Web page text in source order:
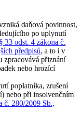
daňová povinnost,
po uplynutí
33 odst. 4 zákona č.
předpisů, a to i v
zpracovává přiznání
nebo hrozící
poplatníka, zrušení
nebo při insolvenčním
č. 280/2009 Sb.,